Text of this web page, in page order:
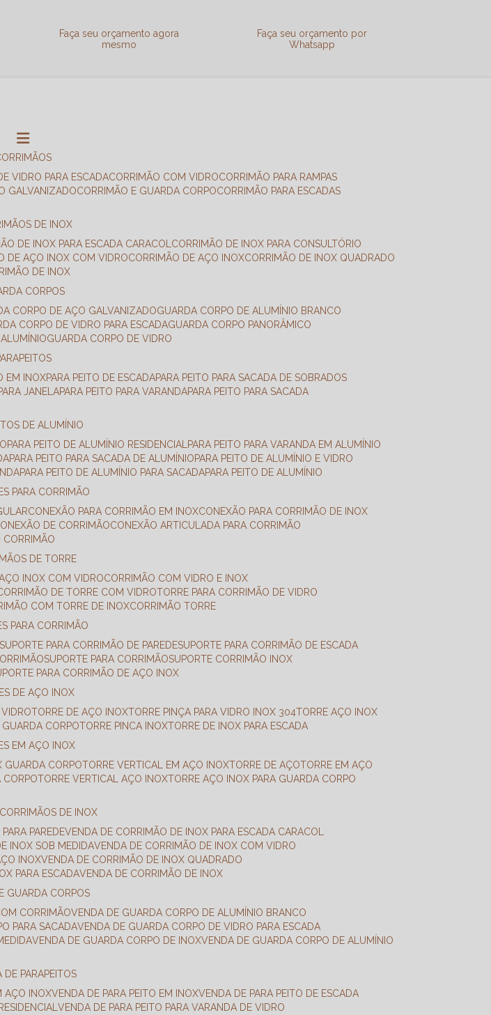
Faça seu orçamento agora
mesmo
Faça seu orçamento por
Whatsapp
CORRIMÃOS
VIDRO PARA ESCADA CORRIMÃO COM VIDRO
CORRIMÃO PARA RAMPAS
GALVANIZADO CORRIMÃO E GUARDA CORPO
CORRIMÃO PARA ESCADAS
DE INOX
DE INOX PARA ESCADA CARACOL
CORRIMÃO DE INOX PARA CONSULTÓRIO
DE AÇO INOX COM VIDRO CORRIMÃO DE AÇO INOX
CORRIMÃO DE INOX QUADRADO
DE INOX
CORPOS
CORPO DE AÇO GALVANIZADO
GUARDA CORPO DE ALUMÍNIO BRANCO
CORPO DE VIDRO PARA ESCADA
GUARDA CORPO PANORÂMICO
ALUMÍNIO
GUARDA CORPO DE VIDRO
PARAPEITOS
EM INOX PARA PEITO DE ESCADA PARA PEITO PARA SACADA DE SOBRADOS
JANELA PARA PEITO PARA VARANDA PARA PEITO PARA SACADA
DE ALUMÍNIO
PARA PEITO DE ALUMÍNIO RESIDENCIAL
PARA PEITO PARA VARANDA EM ALUMÍNIO
PARA PEITO PARA SACADA DE ALUMÍNIO PARA PEITO DE ALUMÍNIO E VIDRO
PARA PEITO DE ALUMÍNIO PARA SACADA PARA PEITO DE ALUMÍNIO
PARA CORRIMÃO
CONEXÃO PARA CORRIMÃO EM INOX
CONEXÃO PARA CORRIMÃO DE INOX
CONEXÃO DE CORRIMÃO
CONEXÃO ARTICULADA PARA CORRIMÃO
CORRIMÃO
DE TORRE
AÇO INOX COM VIDRO
CORRIMÃO COM VIDRO E INOX
CORRIMÃO DE TORRE COM VIDRO TORRE PARA CORRIMÃO DE VIDRO
COM TORRE DE INOX
CORRIMÃO TORRE
PARA CORRIMÃO
SUPORTE PARA CORRIMÃO DE PAREDE SUPORTE PARA CORRIMÃO DE ESCADA
SUPORTE PARA CORRIMÃO
SUPORTE CORRIMÃO INOX
PARA CORRIMÃO DE AÇO INOX
DE AÇO INOX
VIDRO TORRE DE AÇO INOX TORRE PINÇA PARA VIDRO INOX 304 TORRE AÇO INOX
GUARDA CORPO TORRE PINCA INOX TORRE DE INOX PARA ESCADA
EM AÇO INOX
GUARDA CORPO TORRE VERTICAL EM AÇO INOX TORRE DE AÇO TORRE EM AÇO
CORPO TORRE VERTICAL AÇO INOX TORRE AÇO INOX PARA GUARDA CORPO
CORRIMÃOS DE INOX
PAREDE
VENDA DE CORRIMÃO DE INOX PARA ESCADA CARACOL
INOX SOB MEDIDA
VENDA DE CORRIMÃO DE INOX COM VIDRO
INOX
VENDA DE CORRIMÃO DE INOX QUADRADO
PARA ESCADA
VENDA DE CORRIMÃO DE INOX
GUARDA CORPOS
CORRIMÃO
VENDA DE GUARDA CORPO DE ALUMÍNIO BRANCO
PARA SACADA
VENDA DE GUARDA CORPO DE VIDRO PARA ESCADA
VENDA DE GUARDA CORPO DE INOX
VENDA DE GUARDA CORPO DE ALUMÍNIO
DE PARAPEITOS
AÇO INOX VENDA DE PARA PEITO EM INOX
VENDA DE PARA PEITO DE ESCADA
VENDA DE PARA PEITO PARA VARANDA DE VIDRO